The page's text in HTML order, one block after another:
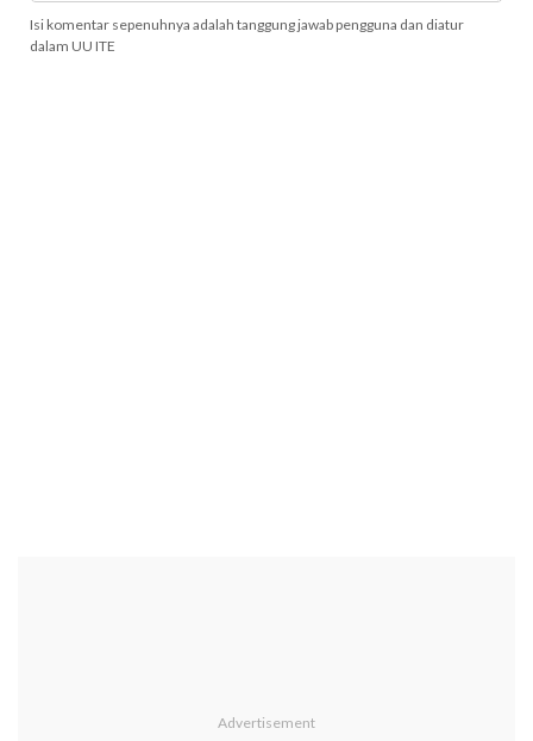
Isi komentar sepenuhnya adalah tanggung jawab pengguna dan diatur
dalam UU ITE